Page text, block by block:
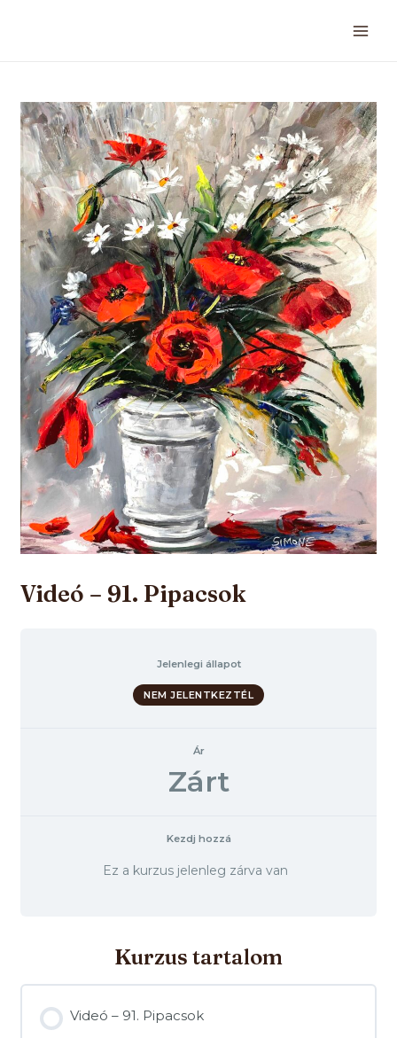
Videó – 91. Pipacsok
Jelenlegi állapot
NEM JELENTKEZTÉL
Ár
Zárt
Kezdj hozzá
Ez a kurzus jelenleg zárva van
Kurzus tartalom
Videó – 91. Pipacsok